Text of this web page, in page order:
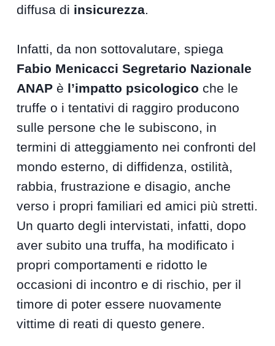
diffusa di insicurezza.
Infatti, da non sottovalutare, spiega
Fabio Menicacci Segretario Nazionale
ANAP è l’impatto psicologico che le
truffe o i tentativi di raggiro producono
sulle persone che le subiscono, in
termini di atteggiamento nei confronti del
mondo esterno, di diffidenza, ostilità,
rabbia, frustrazione e disagio, anche
verso i propri familiari ed amici più stretti.
Un quarto degli intervistati, infatti, dopo
aver subito una truffa, ha modificato i
propri comportamenti e ridotto le
occasioni di incontro e di rischio, per il
timore di poter essere nuovamente
vittime di reati di questo genere.